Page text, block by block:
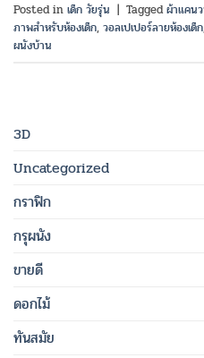
3D
Uncategorized
กราฟิก
กรุผนัง
ขายดี
ดอกไม้
ทันสมัย
Posted in เด็ก วัยรุ่น | Taggedผ้าแคน
ภาพสำหรับห้องเด็ก, วอลเปเปอร์ลายห้องเด็ก
ผนังบ้าน